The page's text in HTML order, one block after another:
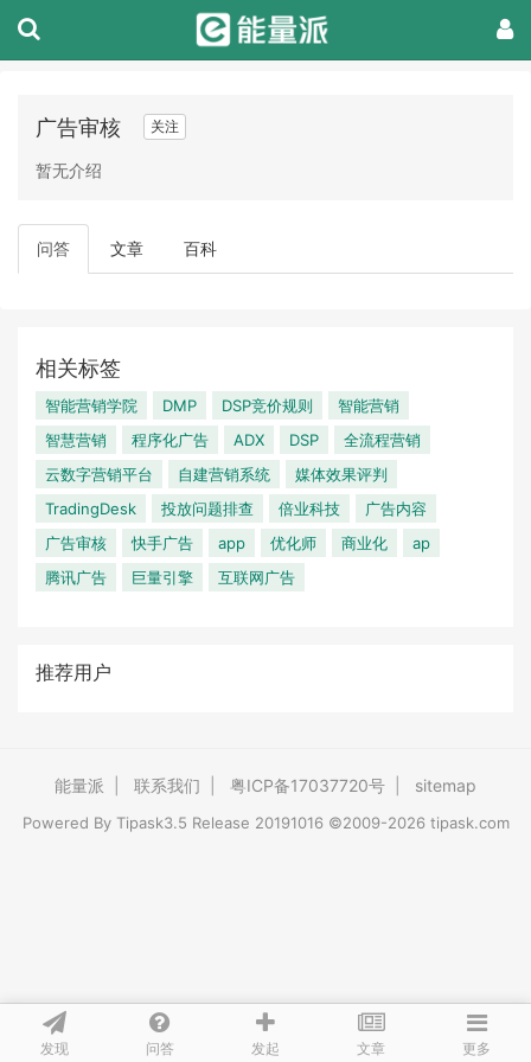
发现 问答 发起 文章 更多
广告审核 关注
暂无介绍
问答 文章 百科
相关标签
智能营销学院 DMP DSP竞价规则
智能营销
智慧营销
程序化广告 ADX DSP
全流程营销
云数字营销平台
自建营销系统
媒体效果评判
TradingDesk
投放问题排查 倍业科技
广告内容
广告审核
快手广告 app 优化师 商业化
ap
腾讯广告
巨量引擎 互联网广告
推荐用户
能量派 联系我们 粤ICP备17037720号 sitemap
Powered By Tipask3.5 Release 20191016 ©2009-2026 tipask.com